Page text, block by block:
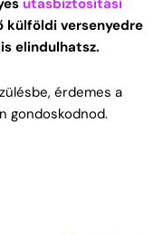
külföldi versenyedre
elindulhatsz.
érdemes a
gondoskodnod.